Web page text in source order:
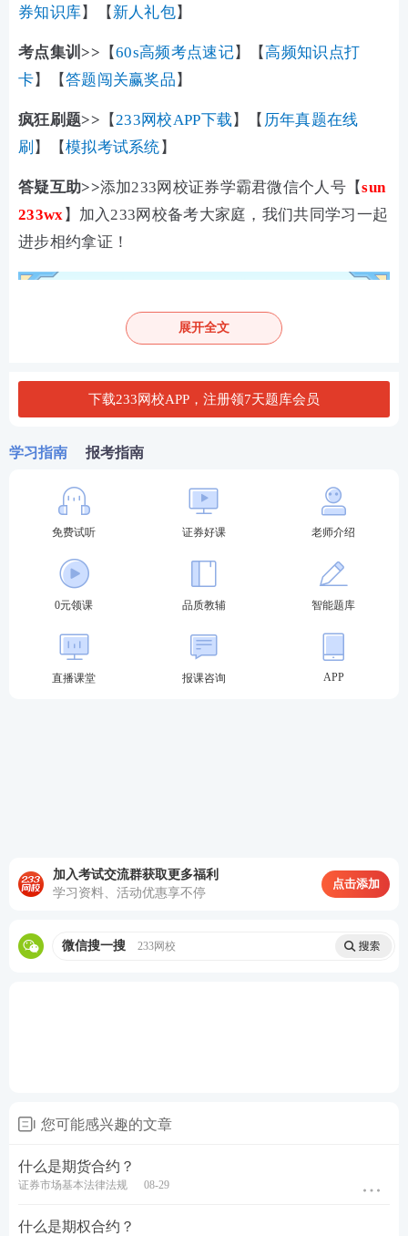
券知识库】【 新人礼包】
考点集训>> 【60s高频考点速记】【高频知识点打
卡】【答题闯关赢奖品 】
疯狂刷题>> 【233网校APP下载 】【 历年真题在线
刷 】【模拟考试系统 】
答疑互助>>添加233网校证券学霸君微信个人号【sun
233wx 】加入233网校备考大家庭，我们共同学习一起
进步相约拿证！
展开全文
下载233网校APP，注册领7天题库会员
学习指南 报考指南
免费试听 证券好课 老师介绍
0元领课 品质教辅 智能题库
直播课堂 报课咨询 APP
加入考试交流群获取更多福利
学习资料、活动优惠享不停
点击添加
微信搜一搜 233网校
您可能感兴趣的文章
什么是期货合约？
证券市场基本法律法规 08-29
什么是期权合约？